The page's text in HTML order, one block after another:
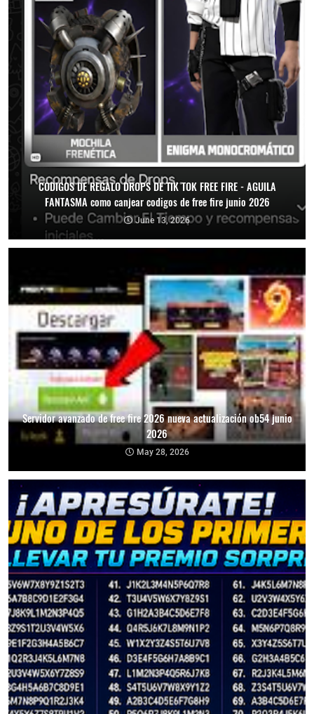
CODIGOS DE REGALO DROPS DE TIK TOK FREE FIRE - AGUILA
FANTASMA como canjear codigos de free fire junio 2026
June 13, 2026
Servidor avanzado de free fire 2026 nueva actualización ob54 junio
2026
May 28, 2026